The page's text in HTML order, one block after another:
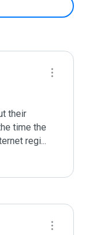
their
time the
regi...